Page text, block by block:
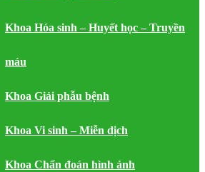
Khoa Hóa sinh – Huyết học – Truyền
máu
Khoa Giải phẫu bệnh
Khoa Vi sinh – Miễn dịch
Khoa Chẩn đoán hình ảnh